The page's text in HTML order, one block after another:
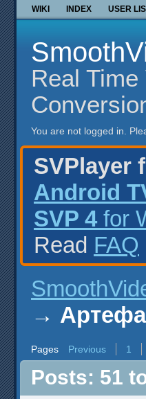
WIKI INDEX USER
Real
You are not logged in.
SVPlayer
Android
SVP 4 for
Read FAQ
→
Pages Previous 1
Posts: 51